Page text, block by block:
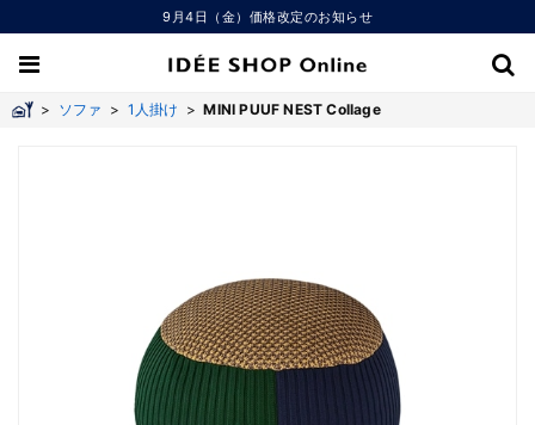
9月4日（金）価格改定のお知らせ
> ソファ > 1人掛け >MINI PUUF NEST Collage